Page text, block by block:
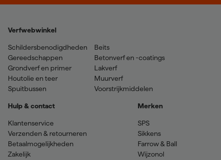
Verfwebwinkel
Schildersbenodigdheden
Gereedschappen
Grondverf en primer
Houtolie en teer
Spuitbussen
Beits
Betonverf en -coatings
Lakverf
Muurverf
Voorstrijkmiddelen
Hulp & contact
Klantenservice
Verzenden & retourneren
Betaalmogelijkheden
Zakelijk
Merken
SPS
Sikkens
Farrow & Ball
Wijzonol